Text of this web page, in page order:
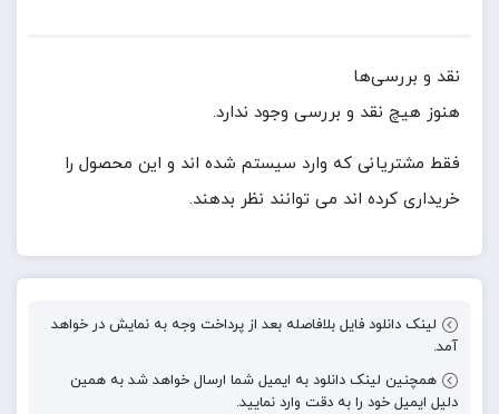
نقد و بررسی‌ها
هنوز هیچ نقد و بررسی وجود ندارد.
فقط مشتریانی که وارد سیستم شده اند و این محصول را
خریداری کرده اند می توانند نظر بدهند.
لینک دانلود فایل بلافاصله بعد از پرداخت وجه به نمایش در خواهد
آمد.
همچنین لینک دانلود به ایمیل شما ارسال خواهد شد به همین
دلیل ایمیل خود را به دقت وارد نمایید.